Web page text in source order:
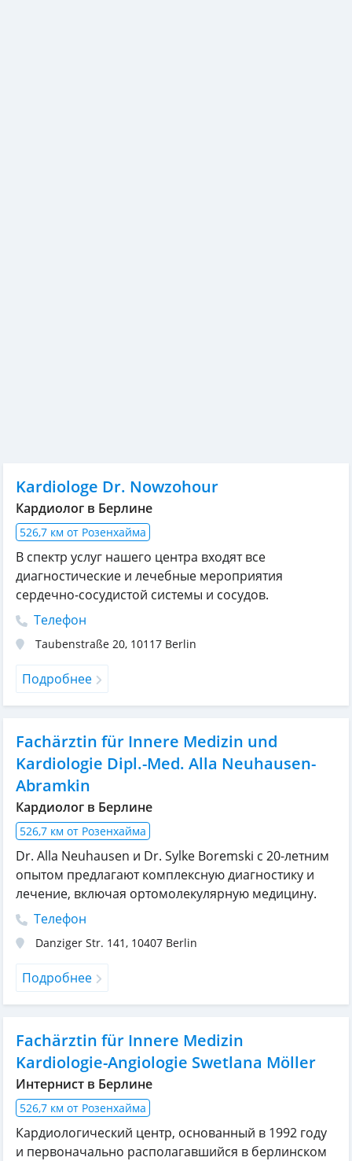
Kardiologe Dr. Nowzohour
Кардиолог в Берлине
526,7 км от Розенхайма
В спектр услуг нашего центра входят все
диагностические и лечебные мероприятия
сердечно-сосудистой системы и сосудов.
Телефон
Taubenstraße 20, 10117 Berlin
Подробнее
Fachärztin für Innere Medizin und
Kardiologie Dipl.-Med. Alla Neuhausen-
Abramkin
Кардиолог в Берлине
526,7 км от Розенхайма
Dr. Alla Neuhausen и Dr. Sylke Boremski с 20-летним
опытом предлагают комплексную диагностику и
лечение, включая ортомолекулярную медицину.
Телефон
Danziger Str. 141, 10407 Berlin
Подробнее
Fachärztin für Innere Medizin
Kardiologie-Angiologie Swetlana Möller
Интернист в Берлине
526,7 км от Розенхайма
Кардиологический центр, основанный в 1992 году
и первоначально располагавшийся в берлинском